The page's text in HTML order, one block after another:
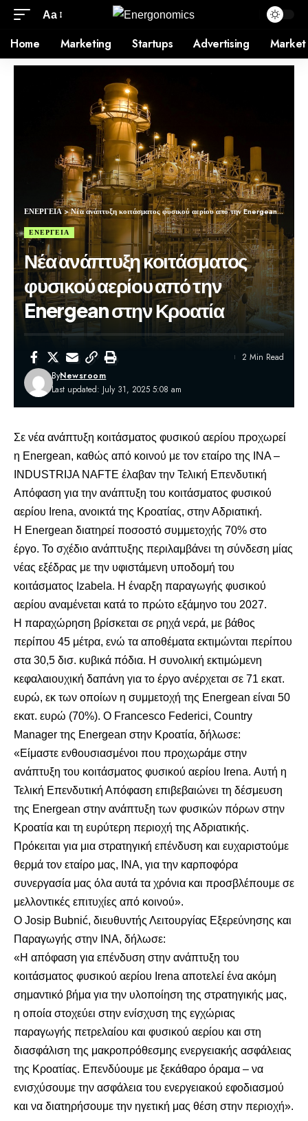
Aa
Home Marketing Startups Advertising Market
ΕΝΕΡΓΕΙΑ>Νέα ανάπτυξη κοιτάσματος φυσικού αερίου από την Energean στην Κροατία
ΕΝΕΡΓΕΙΑ
Νέα ανάπτυξη κοιτάσματος
φυσικού αερίου από την
Energean στην Κροατία
Last updated: July 31, 2025 5:08 am
ByNewsroom
2 Min Read
Σε νέα ανάπτυξη κοιτάσματος φυσικού αερίου προχωρεί
η Energean, καθώς από κοινού με τον εταίρο της INA –
INDUSTRIJA NAFTE έλαβαν την Τελική Επενδυτική
Απόφαση για την ανάπτυξη του κοιτάσματος φυσικού
αερίου Irena, ανοικτά της Κροατίας, στην Αδριατική.
Η Energean διατηρεί ποσοστό συμμετοχής 70% στο
έργο. Το σχέδιο ανάπτυξης περιλαμβάνει τη σύνδεση μίας
νέας εξέδρας με την υφιστάμενη υποδομή του
κοιτάσματος Izabela. Η έναρξη παραγωγής φυσικού
αερίου αναμένεται κατά το πρώτο εξάμηνο του 2027.
Η παραχώρηση βρίσκεται σε ρηχά νερά, με βάθος
περίπου 45 μέτρα, ενώ τα αποθέματα εκτιμώνται περίπου
στα 30,5 δισ. κυβικά πόδια. Η συνολική εκτιμώμενη
κεφαλαιουχική δαπάνη για το έργο ανέρχεται σε 71 εκατ.
ευρώ, εκ των οποίων η συμμετοχή της Energean είναι 50
εκατ. ευρώ (70%). Ο Francesco Federici, Country
Manager της Energean στην Κροατία, δήλωσε:
«Είμαστε ενθουσιασμένοι που προχωράμε στην
ανάπτυξη του κοιτάσματος φυσικού αερίου Irena. Αυτή η
Τελική Επενδυτική Απόφαση επιβεβαιώνει τη δέσμευση
της Energean στην ανάπτυξη των φυσικών πόρων στην
Κροατία και τη ευρύτερη περιοχή της Αδριατικής.
Πρόκειται για μια στρατηγική επένδυση και ευχαριστούμε
θερμά τον εταίρο μας, INA, για την καρποφόρα
συνεργασία μας όλα αυτά τα χρόνια και προσβλέπουμε σε
μελλοντικές επιτυχίες από κοινού».
Ο Josip Bubnić, διευθυντής Λειτουργίας Εξερεύνησης και
Παραγωγής στην INA, δήλωσε:
«Η απόφαση για επένδυση στην ανάπτυξη του
κοιτάσματος φυσικού αερίου Irena αποτελεί ένα ακόμη
σημαντικό βήμα για την υλοποίηση της στρατηγικής μας,
η οποία στοχεύει στην ενίσχυση της εγχώριας
παραγωγής πετρελαίου και φυσικού αερίου και στη
διασφάλιση της μακροπρόθεσμης ενεργειακής ασφάλειας
της Κροατίας. Επενδύουμε με ξεκάθαρο όραμα – να
ενισχύσουμε την ασφάλεια του ενεργειακού εφοδιασμού
και να διατηρήσουμε την ηγετική μας θέση στην περιοχή».